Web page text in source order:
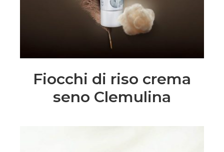
Fiocchi di riso crema
seno Clemulina